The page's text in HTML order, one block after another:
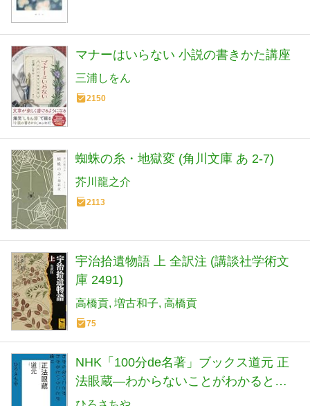
マナーはいらない 小説の書きかた講座
三浦しをん
2150
蜘蛛の糸・地獄変 (角川文庫 あ 2-7)
芥川龍之介
2113
宇治拾遺物語 上 全訳注 (講談社学術文
庫 2491)
高橋貢 増古和子 高橋貢
75
NHK「100分de名著」ブックス道元 正
法眼蔵―わからないことがわかるとい
うことが悟り